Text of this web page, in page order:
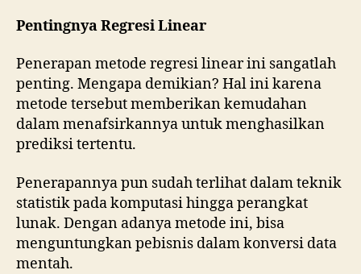
Pentingnya Regresi Linear
Penerapan metode regresi linear ini sangatlah
penting. Mengapa demikian? Hal ini karena
metode tersebut memberikan kemudahan
dalam menafsirkannya untuk menghasilkan
prediksi tertentu.
Penerapannya pun sudah terlihat dalam teknik
statistik pada komputasi hingga perangkat
lunak. Dengan adanya metode ini, bisa
menguntungkan pebisnis dalam konversi data
mentah.